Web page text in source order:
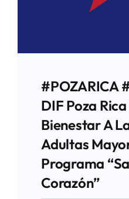
#POZARICA
DIF Poza
Bienestar A
Adultas
Programa
Corazón”